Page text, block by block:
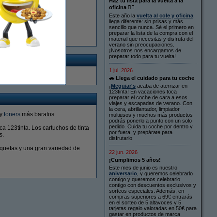
a 50€
y toners más baratos.
123tinta. Los cartuchos de tinta
y una gran variedad de
oficina ✍🏻
Este año la vuelta al cole y oficina
llega diferente: sin prisas y más
sencillo que nunca. Sé el primero en
preparar la lista de la compra con el
material que necesitas y disfruta del
verano sin preocupaciones.
¡Nosotros nos encargamos de
preparar todo para tu vuelta!
1 jul. 2026
🚗 Llega el cuidado para tu coche
¡Meguiar's acaba de aterrizar en
123tinta! En vacaciones toca
preparar el coche de cara a esos
viajes y escapadas de verano. Con
la cera, abrillantador, limpiador
multiusos y muchos más productos
podrás ponerlo a punto con un solo
pedido. Cuida tu coche por dentro y
por fuera, y prepárate para
disfrutarlo.
22 jun. 2026
¡Cumplimos 5 años!
Este mes de junio es nuestro
aniversario , y queremos celebrarlo
contigo y queremos celebrarlo
contigo con descuentos exclusivos y
sorteos especiales. Además, en
compras superiores a 69€ entrarás
en el sorteo de 5 altavoces y 5
tarjetas regalo valoradas en 50€ para
gastar en productos de marca